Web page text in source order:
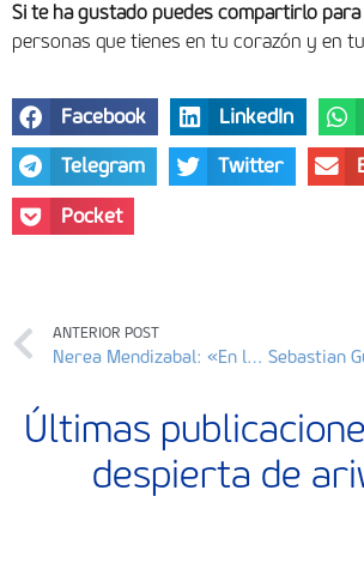
Si te ha gustado puedes compartirlo
personas que tienes en tu corazón y en
Facebook LinkedIn
Telegram Twitter
Pocket
ANTERIOR POST
Nerea Mendizabal: «En la comunicación no violenta encontré todo lo que quería»
Últimas
despierta de